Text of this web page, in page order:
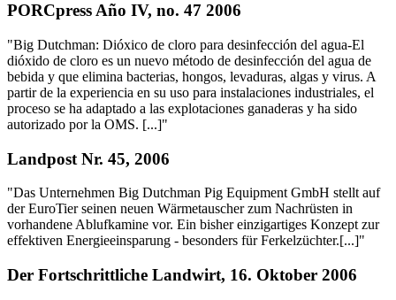
PORCpress Año IV, no. 47 2006
"Big Dutchman: Dióxico de cloro para desinfección del agua-El
dióxido de cloro es un nuevo método de desinfección del agua de
bebida y que elimina bacterias, hongos, levaduras, algas y virus. A
partir de la experiencia en su uso para instalaciones industriales, el
proceso se ha adaptado a las explotaciones ganaderas y ha sido
autorizado por la OMS. [...]"
Landpost Nr. 45, 2006
"Das Unternehmen Big Dutchman Pig Equipment GmbH stellt auf
der EuroTier seinen neuen Wärmetauscher zum Nachrüsten in
vorhandene Ablufkamine vor. Ein bisher einzigartiges Konzept zur
effektiven Energieeinsparung - besonders für Ferkelzüchter.[...]"
Der Fortschrittliche Landwirt, 16. Oktober 2006